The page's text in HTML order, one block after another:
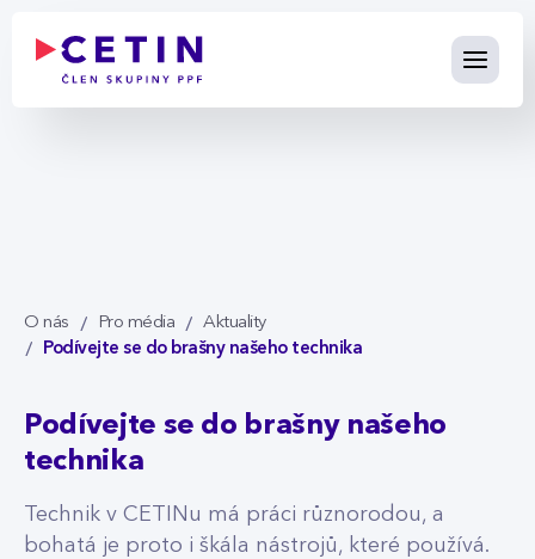
O nás Pro média Aktuality
Podívejte se do brašny našeho technika
Podívejte se do brašny našeho
technika
Technik v CETINu má práci různorodou, a
bohatá je proto i škála nástrojů, které používá.